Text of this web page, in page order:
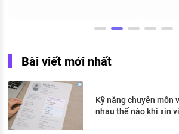
Bài viết mới nhất
Kỹ năng chuyên môn
nhau thế nào khi xin